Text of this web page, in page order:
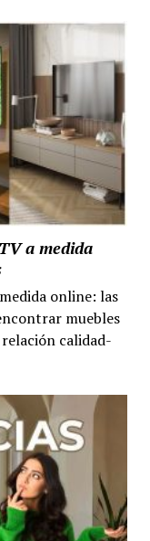
a medida
online: las
muebles
calidad-